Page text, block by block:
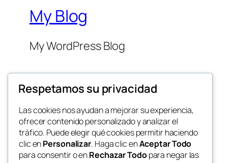
My Blog
My WordPress Blog
Twenty Twenty-Five
Respetamos su privacidad
Las cookies nos ayudan a mejorar su experiencia,
ofrecer contenido personalizado y analizar el
tráfico. Puede elegir qué cookies permitir haciendo
clic enPersonalizar. Haga clic enAceptar Todo
para consentir o enRechazar Todopara negar las